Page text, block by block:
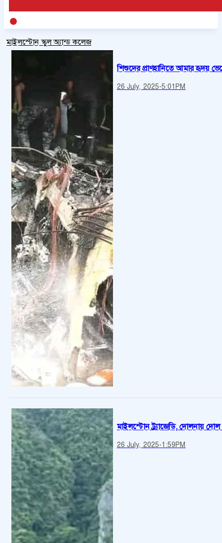
মাইলস্টোন স্কুল অ্যান্ড কলেজ
শিশুদের প্রাণহানিতে আমার হৃদয়
26 July, 2025-5:01PM
মাইলস্টোন ট্র্যাজেডি, দোলনায়
26 July, 2025-1:59PM